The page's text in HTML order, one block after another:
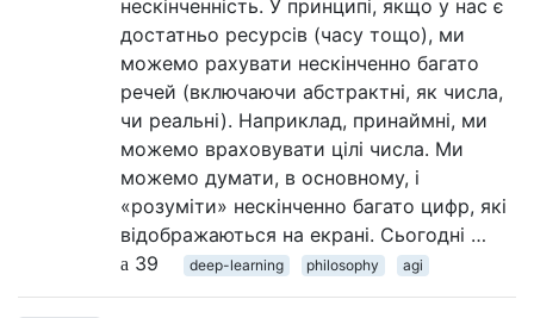
нескінченність. У принципі, якщо у нас є
достатньо ресурсів (часу тощо), ми
можемо рахувати нескінченно багато
речей (включаючи абстрактні, як числа,
чи реальні). Наприклад, принаймні, ми
можемо враховувати цілі числа. Ми
можемо думати, в основному, і
«розуміти» нескінченно багато цифр, які
відображаються на екрані. Сьогодні …
39
deep-learning philosophy agi